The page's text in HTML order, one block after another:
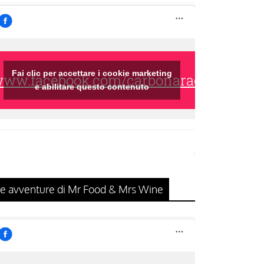
carbonaraclub/
Fai clic per accettare i cookie marketing
e abilitare questo contenuto
avventure di Mr Food & Mrs Wine